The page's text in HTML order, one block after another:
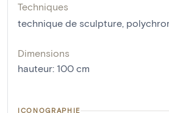
Techniques
technique de sculpture,
Dimensions
hauteur: 100 cm
ICONOGRAPHIE